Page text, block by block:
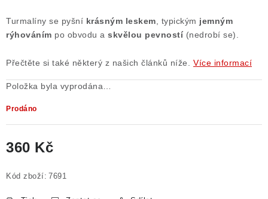
Turmalíny se pyšní krásným leskem , typickým jemným
rýhováním po obvodu a skvělou pevností(nedrobí se).
Přečtěte si také některý z našich článků níže. Více informací
Položka byla vyprodána…
Prodáno
360 Kč
Kód zboží: 7691